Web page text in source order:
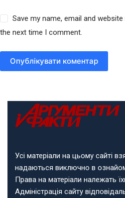
Save my name, email and
the next time I comment.
Опублікувати коментар
Усі матеріали на цьому сайті
надаються виключно в
Права на матеріали належать
Адміністрація сайту